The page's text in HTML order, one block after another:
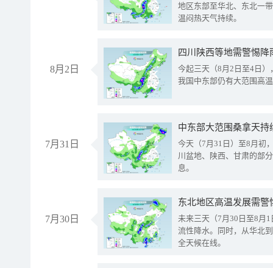
地区东部至华北、东北一
温闷热天气持续。
8月2日
今起三天（8月2日至4日
我国中东部仍有大范围高
7月31日
中东部大范围桑拿天
今天（7月31日）至8月初
川盆地、陕西、甘肃的部
息。
7月30日
东北地区高温发展需
未来三天（7月30日至8月
流性降水。同时，从华北
全天候在线。